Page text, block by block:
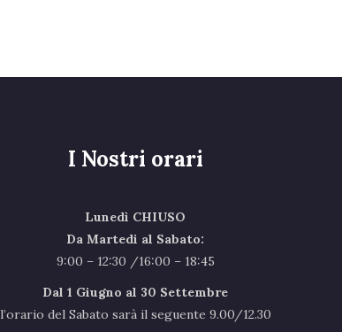
I Nostri orari
Lunedì CHIUSO
Da Martedi al Sabato:
9:00 – 12:30 /16:00 – 18:45
Dal 1 Giugno al 30 Settembre
l’orario del Sabato sarà il seguente 9.00/12.30